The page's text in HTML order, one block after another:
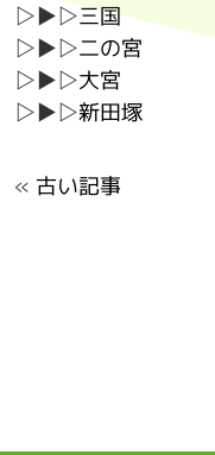
▷▶▷三国
▷▶▷二の宮
▷▶▷大宮
▷▶▷新田塚
« 古い記事